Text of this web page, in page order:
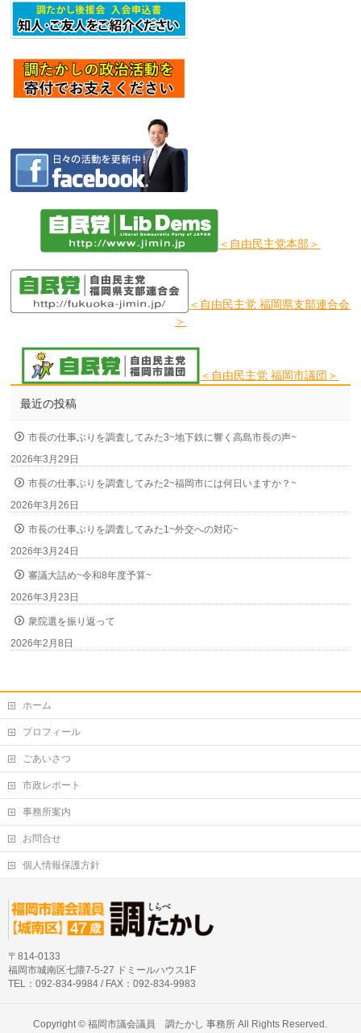
＜自由民主党本部＞
＜自由民主党 福岡県支部連合会
＞
＜自由民主党 福岡市議団＞
最近の投稿
市長の仕事ぶりを調査してみた3~地下鉄に響く高島市長の声~
2026年3月29日
市長の仕事ぶりを調査してみた2~福岡市には何日いますか？~
2026年3月26日
市長の仕事ぶりを調査してみた1~外交への対応~
2026年3月24日
審議大詰め~令和8年度予算~
2026年3月23日
衆院選を振り返って
2026年2月8日
ホーム
プロフィール
ごあいさつ
市政レポート
事務所案内
お問合せ
個人情報保護方針
〒814-0133
福岡市城南区七隈7-5-27 ドミールハウス1F
TEL：092-834-9984 / FAX：092-834-9983
Copyright ©福岡市議会議員 調たかし 事務所 All Rights Reserved.